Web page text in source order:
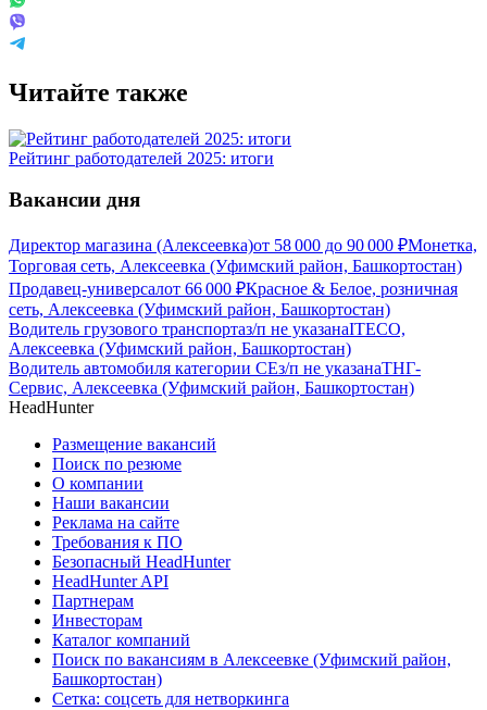
Читайте также
Рейтинг работодателей 2025: итоги
Вакансии дня
Директор магазина (Алексеевка)от 58 000 до 90 000 ₽Монетка,
Торговая сеть, Алексеевка (Уфимский район, Башкортостан)
Продавец-универсалот 66 000 ₽Красное & Белое, розничная
сеть, Алексеевка (Уфимский район, Башкортостан)
Водитель грузового транспортаз/п не указанаITECO,
Алексеевка (Уфимский район, Башкортостан)
Водитель автомобиля категории CЕз/п не указанаТНГ-
Сервис, Алексеевка (Уфимский район, Башкортостан)
HeadHunter
Размещение вакансий
Поиск по резюме
О компании
Наши вакансии
Реклама на сайте
Требования к ПО
Безопасный HeadHunter
HeadHunter API
Партнерам
Инвесторам
Каталог компаний
Поиск по вакансиям в Алексеевке (Уфимский район,
Башкортостан)
Сетка: соцсеть для нетворкинга